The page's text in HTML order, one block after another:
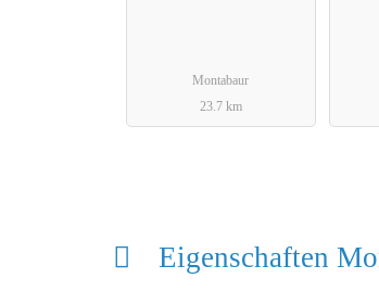
Montabaur
23.7 km
Eigenschaften